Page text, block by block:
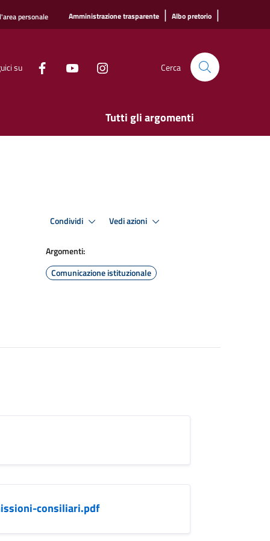
personale Amministrazione trasparente | Albo pretorio |
su Cerca
Tutti gli argomenti
Condividi Vedi azioni
Argomenti:
Comunicazione istituzionale
consiliari.pdf